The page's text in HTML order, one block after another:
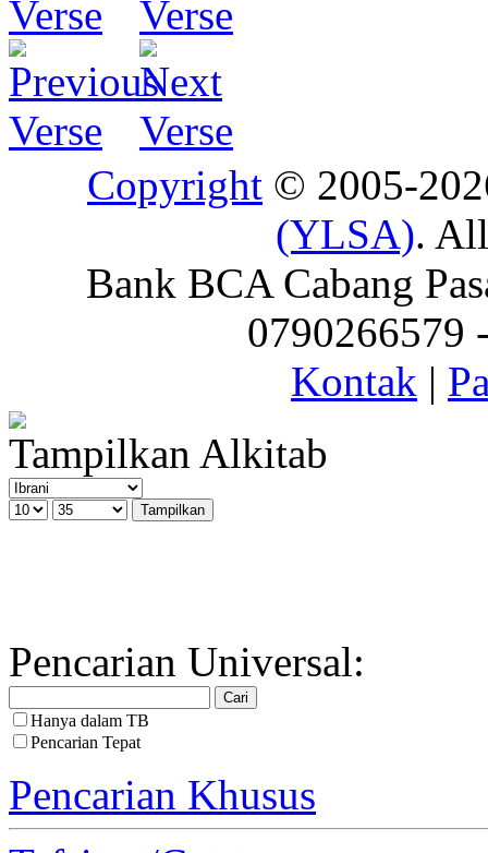
Copyright © 2005-
(YLSA).
Bank BCA Cabang
0790266579
Kontak |
Tampilkan Alkitab
Pencarian Universal:
Hanya dalam TB
Pencarian Tepat
Pencarian Khusus